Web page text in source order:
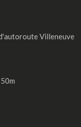
Villeneuve